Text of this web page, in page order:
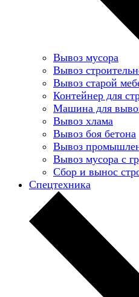
Вывоз мусора
Вывоз
Вывоз старой
Контейнер для
Машина для
Вывоз хлама
Вывоз боя бетона
Вывоз
Вывоз мусора с
Сбор и вынос
Спецтехника